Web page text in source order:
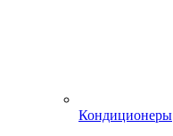
Кондиционеры